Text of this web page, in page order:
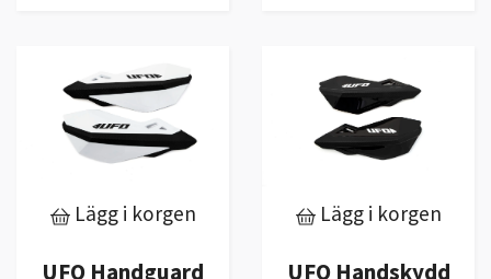
Lägg i korgen
UFO Handguard
Lägg i korgen
UFO Handskydd